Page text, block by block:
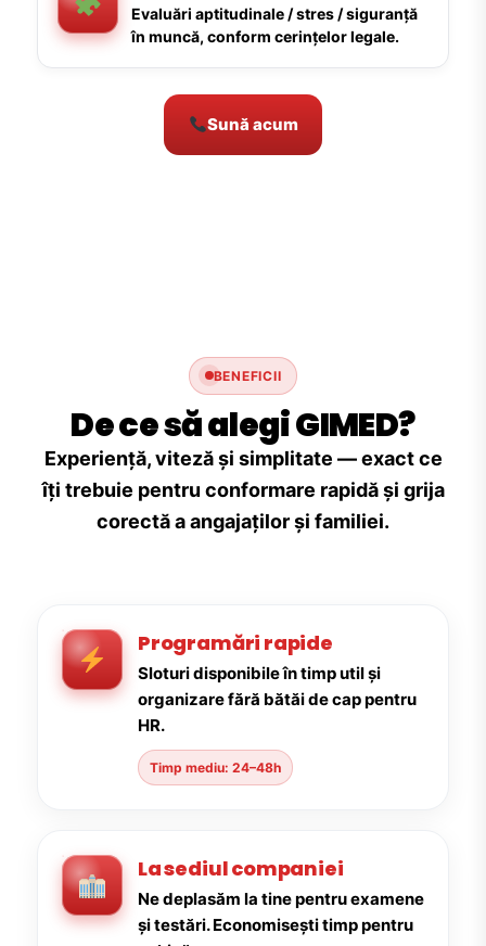
Evaluări aptitudinale / stres / siguranță
în muncă, conform cerințelor legale.
Sună acum
BENEFICII
De ce să alegi GIMED?
Experiență, viteză și simplitate — exact ce
îți trebuie pentru conformare rapidă și grija
corectă a angajaților și familiei.
Programări rapide
Sloturi disponibile în timp util și
organizare fără bătăi de cap pentru
HR.
Timp mediu: 24–48h
La sediul companiei
Ne deplasăm la tine pentru examene
și testări. Economisești timp pentru